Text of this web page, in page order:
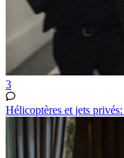
3
Hélicoptères et jets